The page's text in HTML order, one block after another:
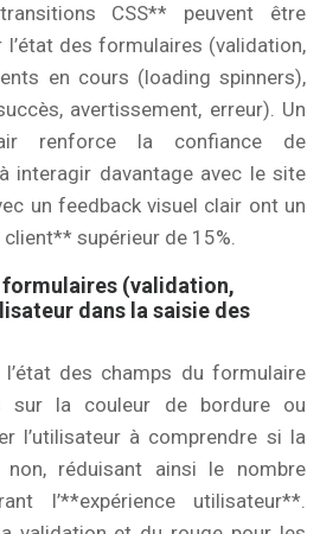
CSS** peuvent être
des formulaires (validation,
en cours (loading spinners),
avertissement, erreur). Un
renforce la confiance de
interagir davantage avec le site
un feedback visuel clair ont un
supérieur de 15%.
(validation,
dans la saisie des
l’état des champs du formulaire
sur la couleur de bordure ou
l’utilisateur à comprendre si la
réduisant ainsi le nombre
l’**expérience utilisateur**.